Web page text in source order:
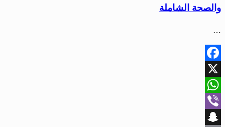
والصحة الشاملة
…
Facebook
X
WhatsApp
Viber